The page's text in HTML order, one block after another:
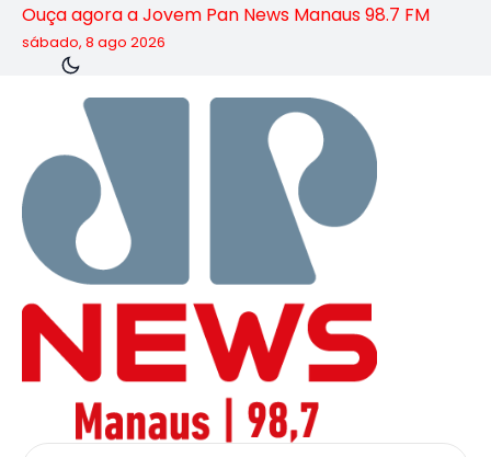
Ouça agora a Jovem Pan News Manaus 98.7 FM
sábado, 8 ago 2026